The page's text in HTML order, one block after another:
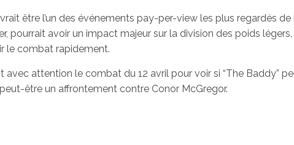
être l’un des événements pay-per-view les plus regardés de
pourrait avoir un impact majeur sur la division des poids
le combat rapidement.
avec attention le combat du 12 avril pour voir si “The Baddy”
être un affrontement contre Conor McGregor.